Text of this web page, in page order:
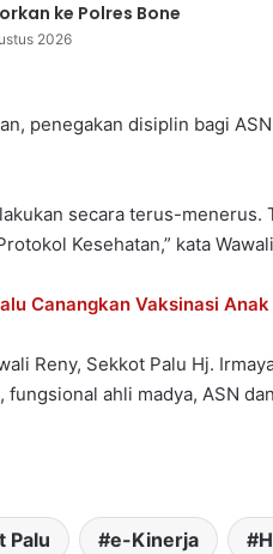
ke Polres Bone
2026
penegakan disiplin bagi
secara terus-
Kesehatan,” kata
Canangkan Vaksinasi
Reny, Sekkot Palu Hj.
fungsional ahli madya, ASN
Palu e-Kinerja